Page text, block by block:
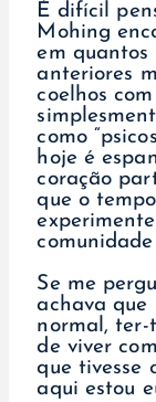
É difícil
Mohing
em quantos
anteriores
coelhos
como
hoje é
coração
que o
Se me
achava
normal,
de viver
que tivesse
aqui estou